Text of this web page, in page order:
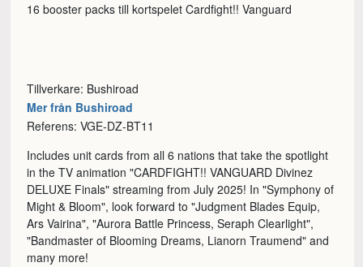
16 booster packs till kortspelet Cardfight!! Vanguard
Tillverkare: Bushiroad
Mer från Bushiroad
Referens: VGE-DZ-BT11
Includes unit cards from all 6 nations that take the spotlight
in the TV animation "CARDFIGHT!! VANGUARD Divinez
DELUXE Finals" streaming from July 2025! In "Symphony of
Might & Bloom", look forward to "Judgment Blades Equip,
Ars Vairina", "Aurora Battle Princess, Seraph Clearlight",
"Bandmaster of Blooming Dreams, Lianorn Traumend" and
many more!